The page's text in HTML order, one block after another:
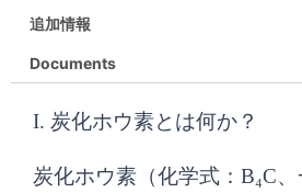
し
た。
で
す。
何
で
炭
ウ
追加情報
Documents
I. 炭化ホウ素とは何か？
炭化ホウ素（化学式：B₄C、